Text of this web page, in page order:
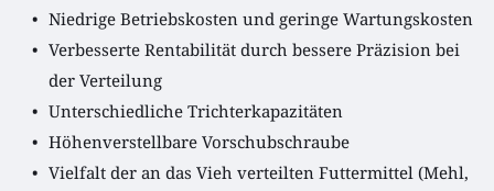
Niedrige Betriebskosten und geringe Wartungskosten
Verbesserte Rentabilität durch bessere Präzision bei
der Verteilung
Unterschiedliche Trichterkapazitäten
Höhenverstellbare Vorschubschraube
Vielfalt der an das Vieh verteilten Futtermittel (Mehl,